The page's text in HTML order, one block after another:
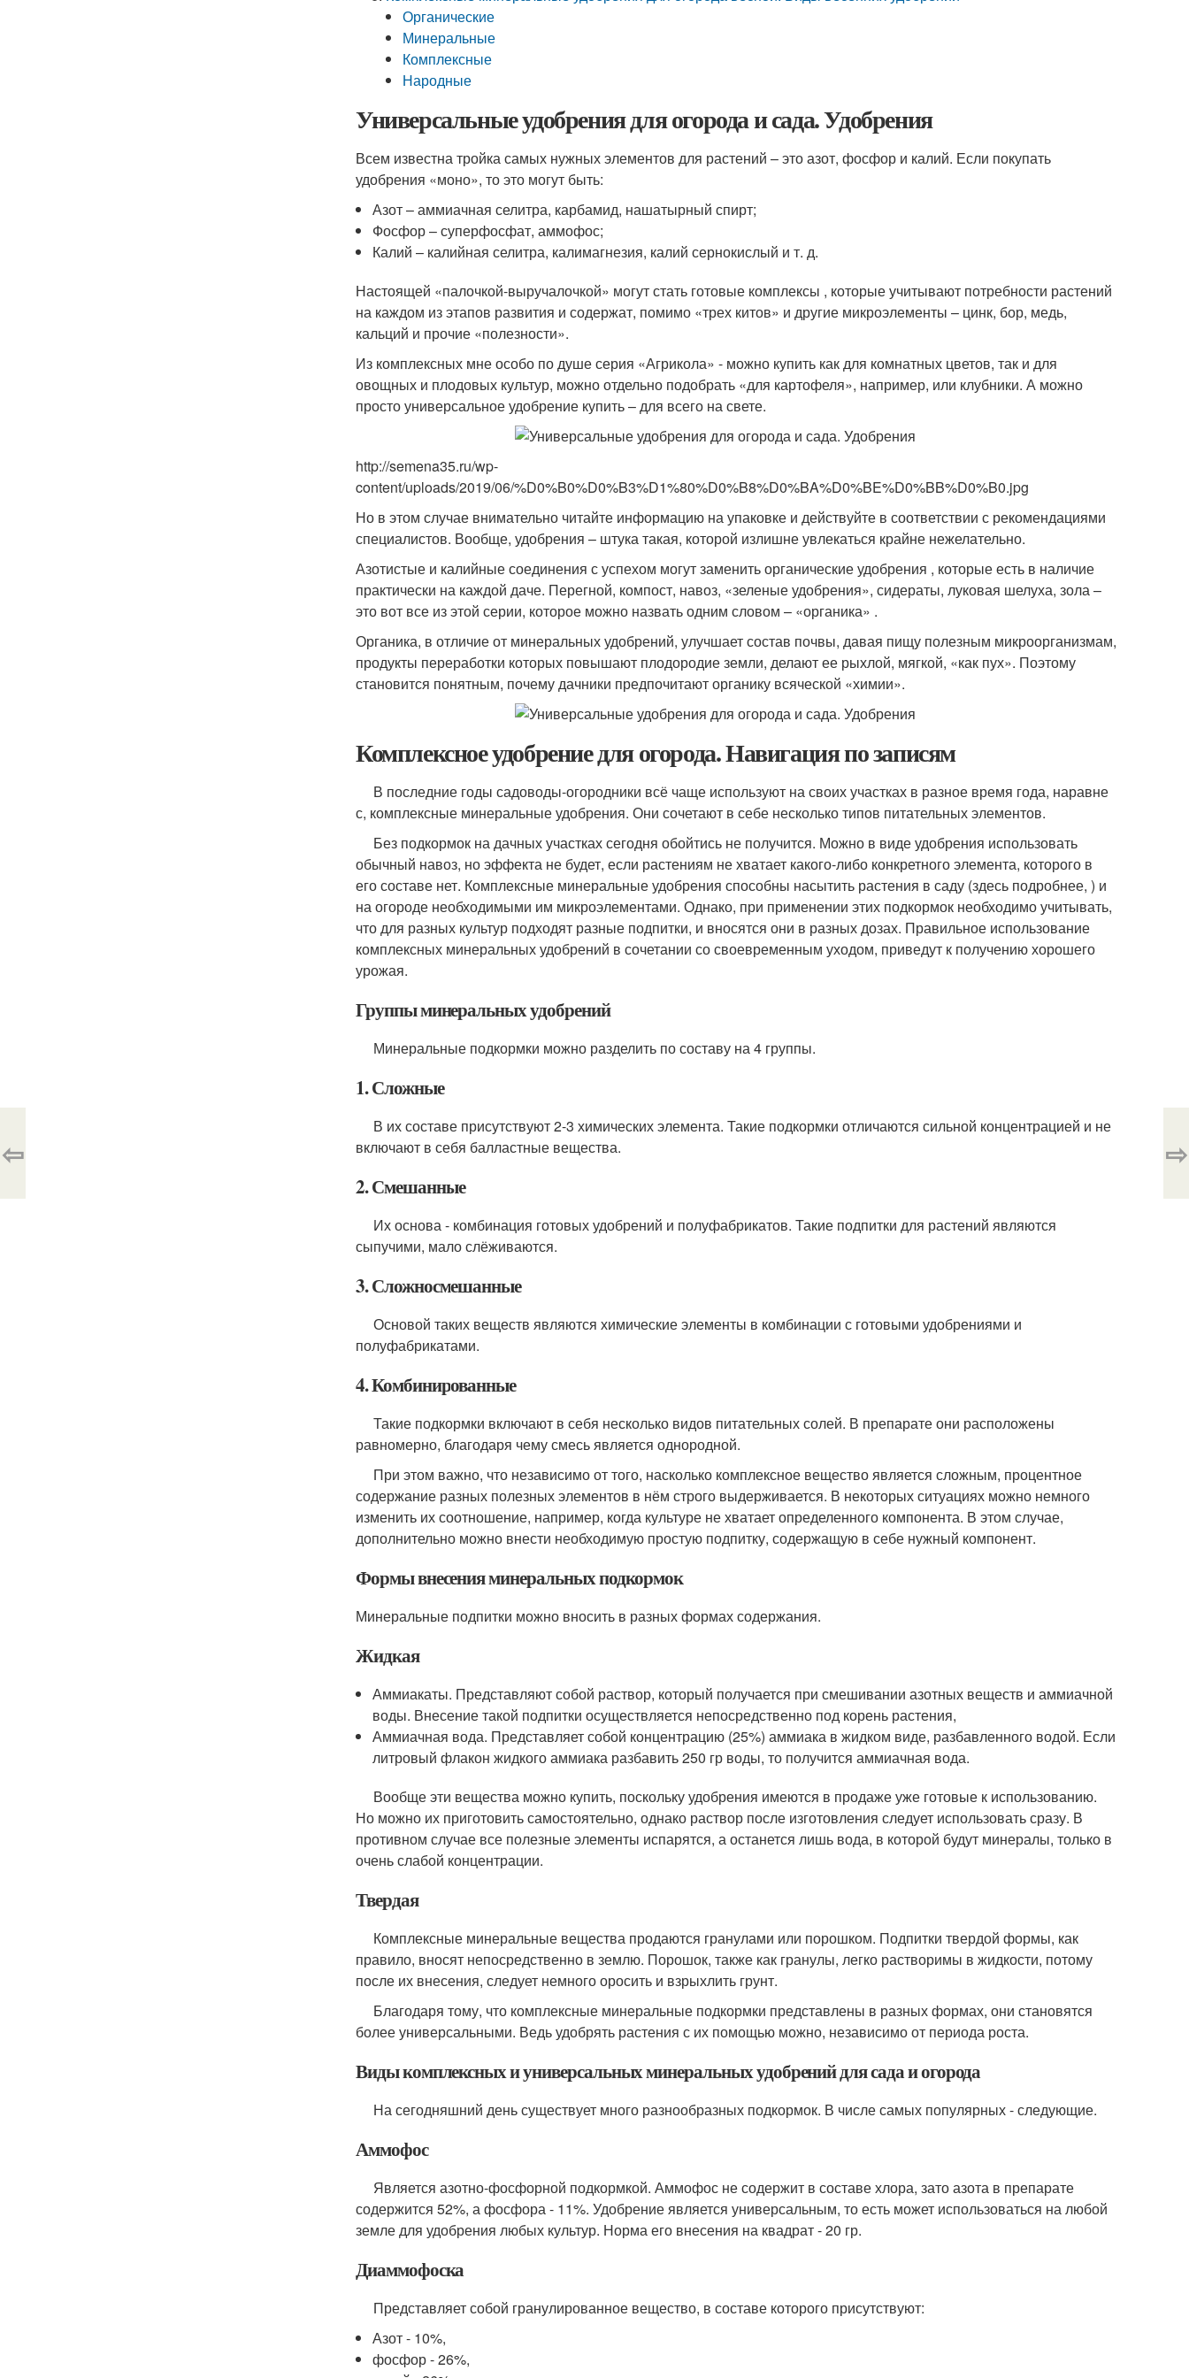
Органические
Минеральные
Комплексные
Народные
Универсальные удобрения для огорода и сада. Удобрения
Всем известна тройка самых нужных элементов для растений – это азот, фосфор и калий. Если покупать
удобрения «моно», то это могут быть:
Азот – аммиачная селитра, карбамид, нашатырный спирт;
Фосфор – суперфосфат, аммофос;
Калий – калийная селитра, калимагнезия, калий сернокислый и т. д.
Настоящей «палочкой-выручалочкой» могут стать готовые комплексы , которые учитывают потребности растений
на каждом из этапов развития и содержат, помимо «трех китов» и другие микроэлементы – цинк, бор, медь,
кальций и прочие «полезности».
Из комплексных мне особо по душе серия «Агрикола» - можно купить как для комнатных цветов, так и для
овощных и плодовых культур, можно отдельно подобрать «для картофеля», например, или клубники. А можно
просто универсальное удобрение купить – для всего на свете.
http://semena35.ru/wp-
content/uploads/2019/06/%D0%B0%D0%B3%D1%80%D0%B8%D0%BA%D0%BE%D0%BB%D0%B0.jpg
Но в этом случае внимательно читайте информацию на упаковке и действуйте в соответствии с рекомендациями
специалистов. Вообще, удобрения – штука такая, которой излишне увлекаться крайне нежелательно.
Азотистые и калийные соединения с успехом могут заменить органические удобрения , которые есть в наличие
практически на каждой даче. Перегной, компост, навоз, «зеленые удобрения», сидераты, луковая шелуха, зола –
это вот все из этой серии, которое можно назвать одним словом – «органика» .
Органика, в отличие от минеральных удобрений, улучшает состав почвы, давая пищу полезным микроорганизмам,
продукты переработки которых повышают плодородие земли, делают ее рыхлой, мягкой, «как пух». Поэтому
становится понятным, почему дачники предпочитают органику всяческой «химии».
Комплексное удобрение для огорода. Навигация по записям
В последние годы садоводы-огородники всё чаще используют на своих участках в разное время года, наравне
с, комплексные минеральные удобрения. Они сочетают в себе несколько типов питательных элементов.
Без подкормок на дачных участках сегодня обойтись не получится. Можно в виде удобрения использовать
обычный навоз, но эффекта не будет, если растениям не хватает какого-либо конкретного элемента, которого в
его составе нет. Комплексные минеральные удобрения способны насытить растения в саду (здесь подробнее, ) и
на огороде необходимыми им микроэлементами. Однако, при применении этих подкормок необходимо учитывать,
что для разных культур подходят разные подпитки, и вносятся они в разных дозах. Правильное использование
комплексных минеральных удобрений в сочетании со своевременным уходом, приведут к получению хорошего
урожая.
Группы минеральных удобрений
Минеральные подкормки можно разделить по составу на 4 группы.
1. Сложные
В их составе присутствуют 2-3 химических элемента. Такие подкормки отличаются сильной концентрацией и не
включают в себя балластные вещества.
2. Смешанные
Их основа - комбинация готовых удобрений и полуфабрикатов. Такие подпитки для растений являются
сыпучими, мало слёживаются.
3. Сложносмешанные
Основой таких веществ являются химические элементы в комбинации с готовыми удобрениями и
полуфабрикатами.
4. Комбинированные
Такие подкормки включают в себя несколько видов питательных солей. В препарате они расположены
равномерно, благодаря чему смесь является однородной.
При этом важно, что независимо от того, насколько комплексное вещество является сложным, процентное
содержание разных полезных элементов в нём строго выдерживается. В некоторых ситуациях можно немного
изменить их соотношение, например, когда культуре не хватает определенного компонента. В этом случае,
дополнительно можно внести необходимую простую подпитку, содержащую в себе нужный компонент.
Формы внесения минеральных подкормок
Минеральные подпитки можно вносить в разных формах содержания.
Жидкая
Аммиакаты. Представляют собой раствор, который получается при смешивании азотных веществ и аммиачной
воды. Внесение такой подпитки осуществляется непосредственно под корень растения,
Аммиачная вода. Представляет собой концентрацию (25%) аммиака в жидком виде, разбавленного водой. Если
литровый флакон жидкого аммиака разбавить 250 гр воды, то получится аммиачная вода.
Вообще эти вещества можно купить, поскольку удобрения имеются в продаже уже готовые к использованию.
Но можно их приготовить самостоятельно, однако раствор после изготовления следует использовать сразу. В
противном случае все полезные элементы испарятся, а останется лишь вода, в которой будут минералы, только в
очень слабой концентрации.
Твердая
Комплексные минеральные вещества продаются гранулами или порошком. Подпитки твердой формы, как
правило, вносят непосредственно в землю. Порошок, также как гранулы, легко растворимы в жидкости, потому
после их внесения, следует немного оросить и взрыхлить грунт.
Благодаря тому, что комплексные минеральные подкормки представлены в разных формах, они становятся
более универсальными. Ведь удобрять растения с их помощью можно, независимо от периода роста.
Виды комплексных и универсальных минеральных удобрений для сада и огорода
На сегодняшний день существует много разнообразных подкормок. В числе самых популярных - следующие.
Аммофос
Является азотно-фосфорной подкормкой. Аммофос не содержит в составе хлора, зато азота в препарате
содержится 52%, а фосфора - 11%. Удобрение является универсальным, то есть может использоваться на любой
земле для удобрения любых культур. Норма его внесения на квадрат - 20 гр.
Диаммофоска
Представляет собой гранулированное вещество, в составе которого присутствуют:
Азот - 10%,
фосфор - 26%,
⇦ ⇨